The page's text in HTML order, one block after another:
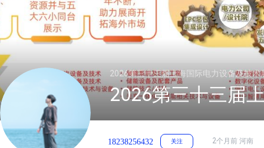
2026第三十三届上海国际电力设备及技
2026第三十三届
18238256432 关注 2个月前 河南